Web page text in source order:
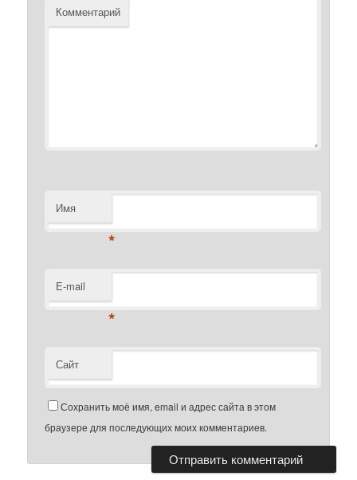
Комментарий
Имя
*
E-mail
*
Сайт
Сохранить моё имя, email и адрес сайта в этом
браузере для последующих моих комментариев.